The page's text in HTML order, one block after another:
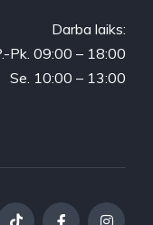
Darba laiks:
Pk. 09:00 – 18:00
Se. 10:00 – 13:00